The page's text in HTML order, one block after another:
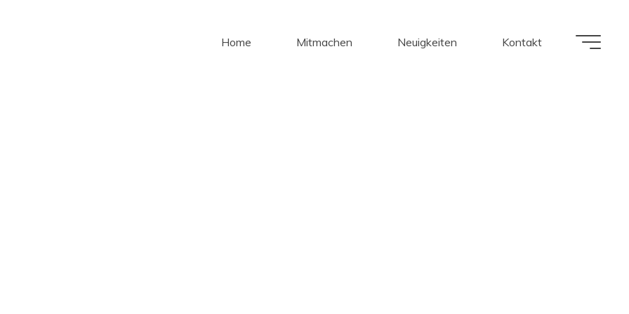
Home Mitmachen Neuigkeiten Kontakt